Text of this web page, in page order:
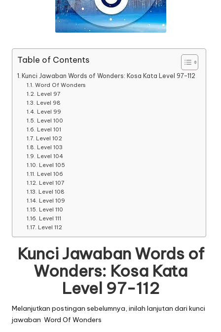
Table of Contents
Kunci Jawaban Words of Wonders: Kosa Kata Level 97-112
Word Of Wonders
Level 97
Level 98
Level 99
Level 100
Level 101
Level 102
Level 103
Level 104
Level 105
Level 106
Level 107
Level 108
Level 109
Level 110
Level 111
Level 112
Kunci Jawaban Words of
Wonders: Kosa Kata
Level 97-112
Melanjutkan postingan sebelumnya, inilah lanjutan dari kunci
jawaban Word Of Wonders